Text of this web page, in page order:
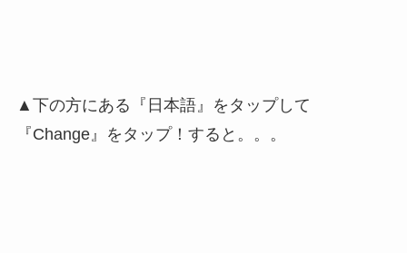
▲下の方にある『日本語』をタップして
『Change』をタップ！すると。。。